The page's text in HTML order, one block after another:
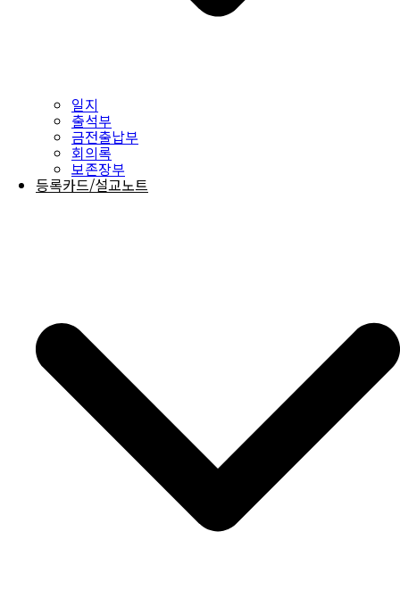
일지
출석부
금전출납부
회의록
보존장부
등록카드/설교노트